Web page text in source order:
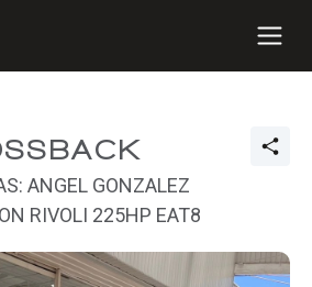
ANGEL GONZALEZ
RIVOLI 225HP EAT8